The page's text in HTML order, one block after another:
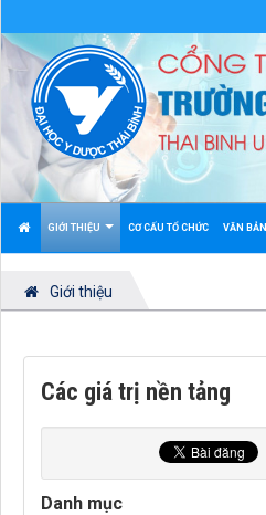
GIỚI THIỆU CƠ CẤU TỔ CHỨC VĂN BẢN
Giới thiệu
Các giá trị nền tảng
Danh mục